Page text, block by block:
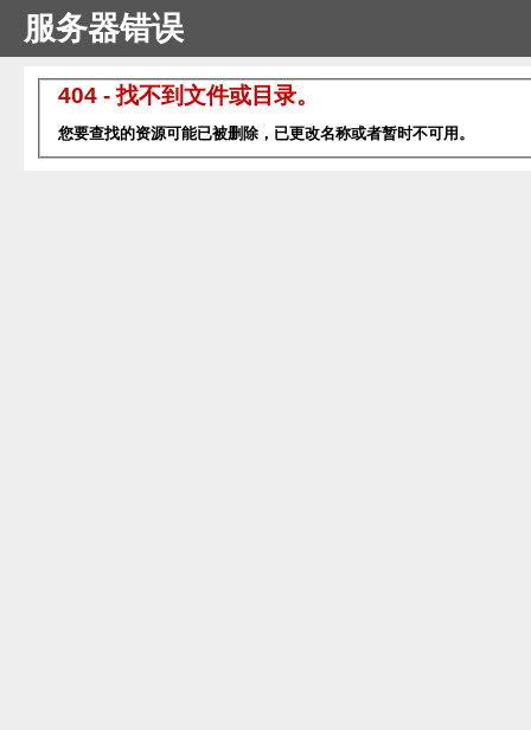
服务器错误
404 - 找不到文件或目录。
您要查找的资源可能已被删除，已更改名称或者暂时不可用。